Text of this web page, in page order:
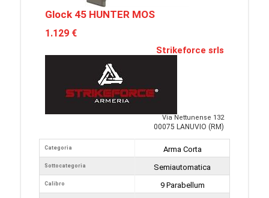
Glock 45 HUNTER MOS
1.129 €
Strikeforce srls
Via Nettunense 132
00075 LANUVIO (RM)
Categoria
Sottocategoria
Calibro
Arma Corta
Semiautomatica
9 Parabellum